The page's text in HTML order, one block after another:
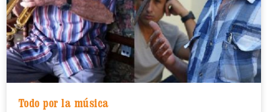
Todo por la música